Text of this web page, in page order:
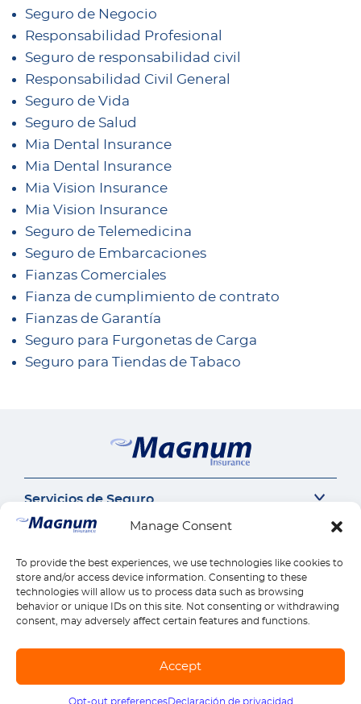
Manage Consent
To provide the best experiences, we use technologies like cookies to
store and/or access device information. Consenting to these
technologies will allow us to process data such as browsing
behavior or unique IDs on this site. Not consenting or withdrawing
consent, may adversely affect certain features and functions.
Accept
Opt-out preferencesDeclaración de privacidad
Seguro de Negocio
Responsabilidad Profesional
Seguro de responsabilidad civil
Responsabilidad Civil General
Seguro de Vida
Seguro de Salud
Mia Dental Insurance
Mia Dental Insurance
Mia Vision Insurance
Mia Vision Insurance
Seguro de Telemedicina
Seguro de Embarcaciones
Fianzas Comerciales
Fianza de cumplimiento de contrato
Fianzas de Garantía
Seguro para Furgonetas de Carga
Seguro para Tiendas de Tabaco
Servicios de Seguro
Seguro del auto
Seguro Sr22
Seguro de Motocicleta
Seguro de Auto Comercial
Responsabilidad Civil General
Compensación para Trabajadores
Explora todos los productos
Nuestra Empresa
Perspectivas de Seguros
Carrera
Seguros por estado
Reseñas
Contáctanos
Llámanos 1-888-539-2102
Descargar la Aplicación Móvil
Enlaces Rápidos
Reclamos
Pagos
© Copyright Magnum Insurance Agency Co., Inc. 2026. All rights reserved. |